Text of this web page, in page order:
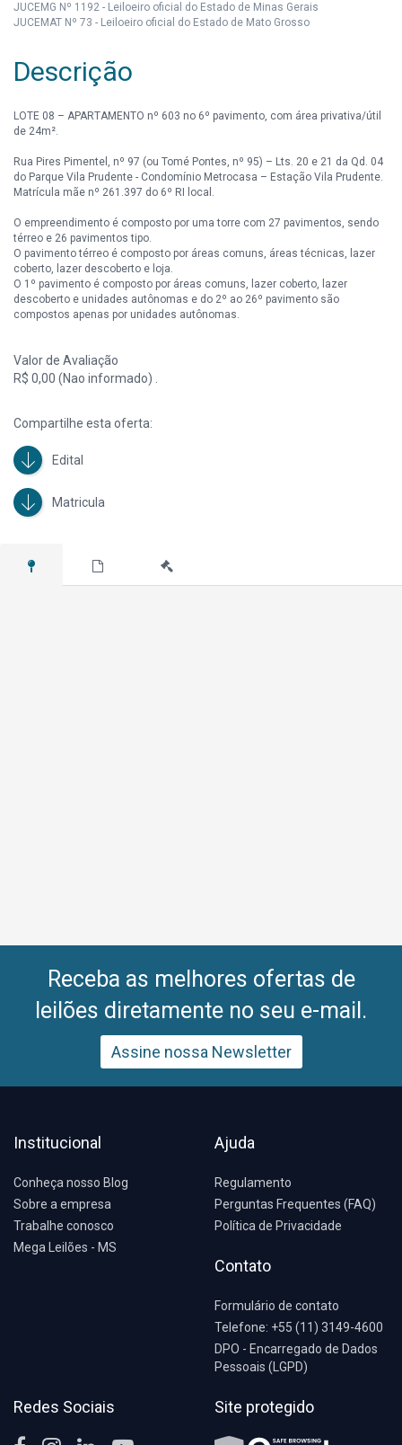
JUCEMG Nº 1192 - Leiloeiro oficial do Estado de Minas Gerais
JUCEMAT Nº 73 - Leiloeiro oficial do Estado de Mato Grosso
Descrição
LOTE 08 – APARTAMENTO nº 603 no 6º pavimento, com área privativa/útil
de 24m².
Rua Pires Pimentel, nº 97 (ou Tomé Pontes, nº 95) – Lts. 20 e 21 da Qd. 04
do Parque Vila Prudente - Condomínio Metrocasa – Estação Vila Prudente.
Matrícula mãe nº 261.397 do 6º RI local.
O empreendimento é composto por uma torre com 27 pavimentos, sendo
térreo e 26 pavimentos tipo.
O pavimento térreo é composto por áreas comuns, áreas técnicas, lazer
coberto, lazer descoberto e loja.
O 1º pavimento é composto por áreas comuns, lazer coberto, lazer
descoberto e unidades autônomas e do 2º ao 26º pavimento são
compostos apenas por unidades autônomas.
matrícula individual perante o respectivo RI local e demais órgãos
competentes; (ii) Prédio em construção, com previsão de entrega para
Valor de Avaliação
R$ 0,00 (Nao informado) .
Compartilhe esta oferta:
Edital
Matricula
Receba as melhores ofertas de
leilões diretamente no seu e-mail.
Assine nossa Newsletter
Institucional
Conheça nosso Blog
Sobre a empresa
Trabalhe conosco
Mega Leilões - MS
Ajuda
Regulamento
Perguntas Frequentes (FAQ)
Política de Privacidade
Contato
Formulário de contato
Telefone: +55 (11) 3149-4600
DPO - Encarregado de Dados
Pessoais (LGPD)
Redes Sociais Site protegido